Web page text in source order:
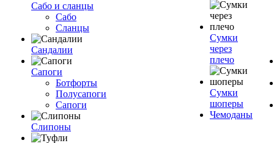
Сабо и сланцы
Сабо
Сланцы
Сандалии
Сапоги
Ботфорты
Полусапоги
Сапоги
Слипоны
Сумки
через
плечо
Сумки
шоперы
Чемоданы